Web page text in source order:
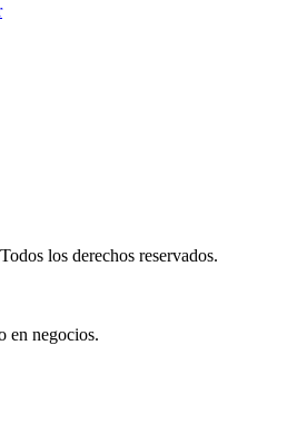
los derechos reservados.
en negocios.